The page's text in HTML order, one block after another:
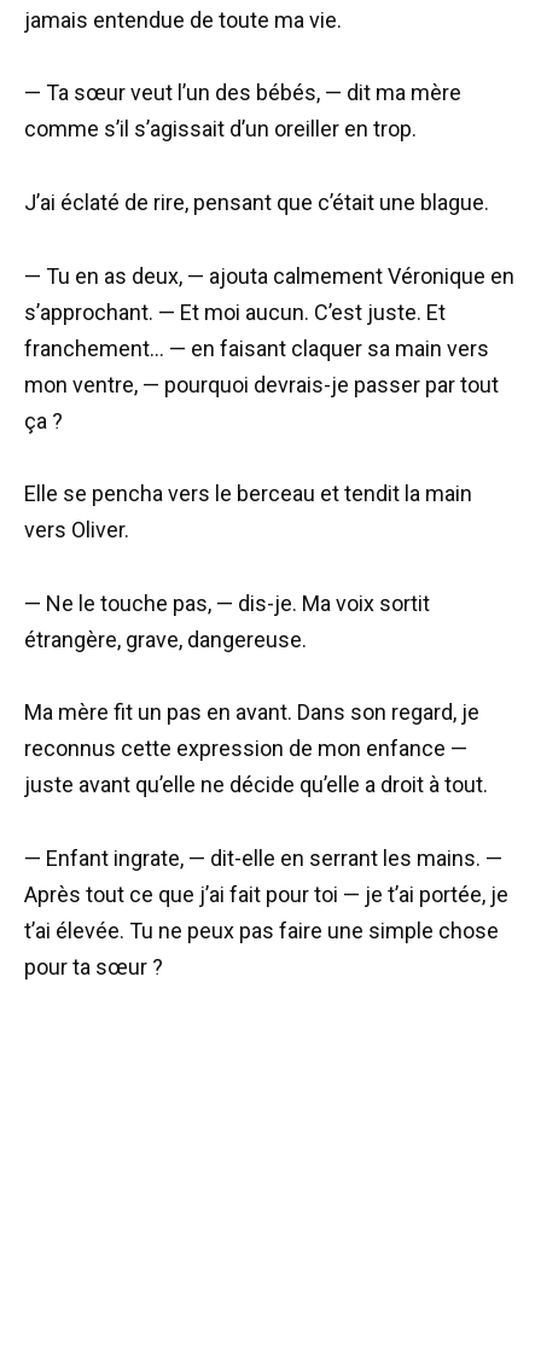
jamais entendue de toute ma vie.
— Ta sœur veut l’un des bébés, — dit ma mère
comme s’il s’agissait d’un oreiller en trop.
J’ai éclaté de rire, pensant que c’était une blague.
— Tu en as deux, — ajouta calmement Véronique en
s’approchant. — Et moi aucun. C’est juste. Et
franchement… — en faisant claquer sa main vers
mon ventre, — pourquoi devrais-je passer par tout
ça ?
Elle se pencha vers le berceau et tendit la main
vers Oliver.
— Ne le touche pas, — dis-je. Ma voix sortit
étrangère, grave, dangereuse.
Ma mère fit un pas en avant. Dans son regard, je
reconnus cette expression de mon enfance —
juste avant qu’elle ne décide qu’elle a droit à tout.
— Enfant ingrate, — dit-elle en serrant les mains. —
Après tout ce que j’ai fait pour toi — je t’ai portée, je
t’ai élevée. Tu ne peux pas faire une simple chose
pour ta sœur ?